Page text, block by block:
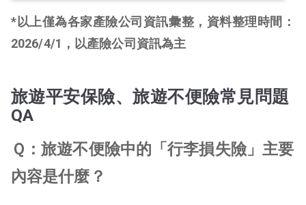
*以上僅為各家產險公司資訊彙整，資料整理時間：
2026/4/1，以產險公司資訊為主
旅遊平安保險、旅遊不便險常見問題
QA
Ｑ：旅遊不便險中的「行李損失險」主要
內容是什麼？